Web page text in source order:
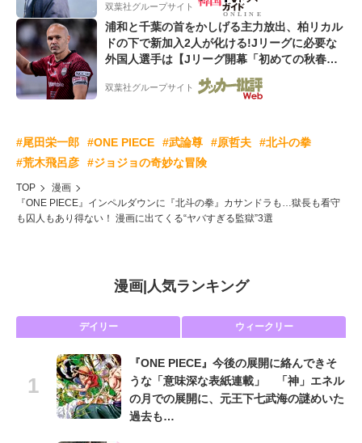
双葉社グループサイト
浦和と千葉の首をかしげる主力放出、柏リカル
ドの下で新加入2人が化ける!Jリーグに必要な
外国人選手は【Jリーグ開幕「初めての秋春
双葉社グループサイト
#尾田栄一郎 #ONE PIECE #武論尊 #原哲夫
#北斗の拳
#荒木飛呂彦
#ジョジョの奇妙な冒険
TOP
漫画
『ONE PIECE』インペルダウンに『北斗の拳』カサンドラも…獄長も看守
も囚人もあり得ない！ 漫画に出てくる“ヤバすぎる監獄”3選
漫画| 人気ランキング
デイリー ウィークリー
『ONE PIECE』今後の展開に絡んできそ
うな「意味深な表紙連載」 「神」エネル
の月での展開に、元王下七武海の謎めいた
過去も…